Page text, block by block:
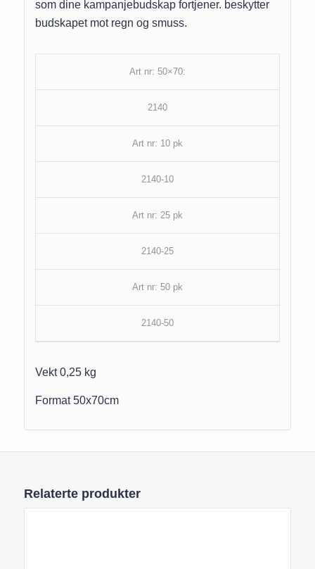
som dine kampanjebudskap fortjener. beskytter
budskapet mot regn og smuss.
Art nr: 50×70:
2140
Art nr: 10 pk
2140-10
Art nr: 25 pk
2140-25
Art nr: 50 pk
2140-50
Vekt 0,25 kg
Format 50x70cm
Relaterte produkter